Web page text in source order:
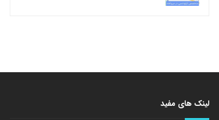
لینک های مفید